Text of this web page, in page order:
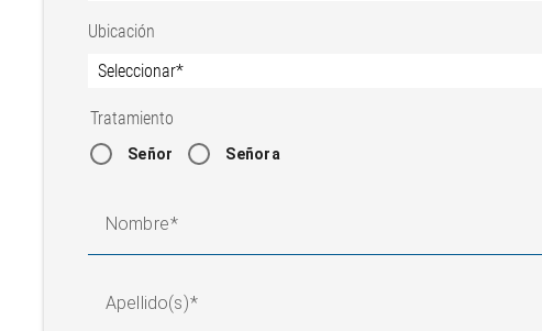
Ubicación
Tratamiento
Señor Señora
Nombre
Apellido(s)